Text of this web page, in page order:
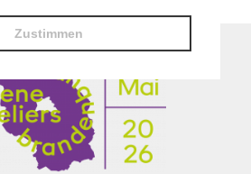
Zustimmen